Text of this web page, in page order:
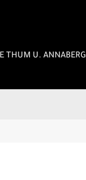
THUM U. ANNABERG